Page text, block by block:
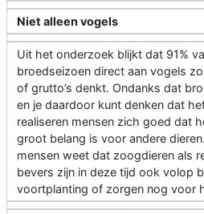
Niet alleen vogels
Uit het onderzoek blijkt dat 91%
broedseizoen direct aan vogels
of grutto’s denkt. Ondanks dat
en je daardoor kunt denken dat
realiseren mensen zich goed dat
groot belang is voor andere
mensen weet dat zoogdieren als
bevers zijn in deze tijd ook volop
voortplanting of zorgen nog voor